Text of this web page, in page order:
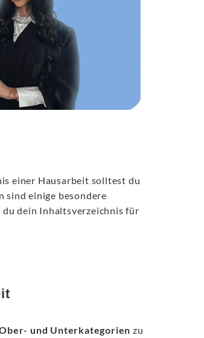
einer Hausarbeit solltest du
sind einige besondere
dein Inhaltsverzeichnis für
und Unterkategorien zu